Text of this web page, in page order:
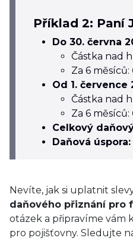
Příklad 2: Paní
Do 30. června
Částka nad
Za 6 měsíců:
Od 1. července
Částka nad
Za 6 měsíců:
Celkový
Daňová úspora:
Nevíte, jak si uplatnit
daňového přiznání pro
otázek a připravíme vám
pro pojišťovny. Sledujte